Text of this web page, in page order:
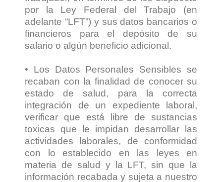
por la Ley Federal del Trabajo (en
adelante “LFT”) y sus datos bancarios o
financieros para el depósito de su
salario o algún beneficio adicional.
• Los Datos Personales Sensibles se
recaban con la finalidad de conocer su
estado de salud, para la correcta
integración de un expediente laboral,
verificar que está libre de sustancias
toxicas que le impidan desarrollar las
actividades laborales, de conformidad
con lo establecido en las leyes en
materia de salud y la LFT, sin que la
información recabada y sujeta a nuestro